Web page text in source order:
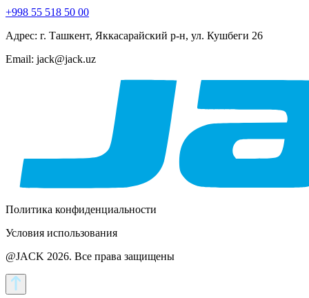
+998 55 518 50 00
Адрес: г. Ташкент, Яккасарайский р-н, ул. Кушбеги 26
Email: jack@jack.uz
Политика конфиденциальности
Условия использования
@JACK 2026. Все права защищены